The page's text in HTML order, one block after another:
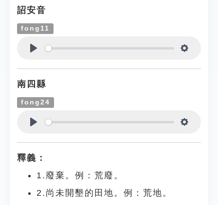
詔安音
fong11
南四縣
fong24
釋義：
1.廢棄。例：荒廢。
2.尚未開墾的田地。例：荒地。